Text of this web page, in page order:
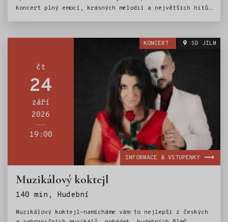
koncert plný emocí, krásných melodií a největších hitů,
Jilemnice.
čt
24
září
2026
19:00
KONCERT SD JILM
Muzikálový koktejl
140 min, Hudební
Muzikálový koktejl-namícháme vám to nejlepší z českých
INFORMACE & VSTUPENKY